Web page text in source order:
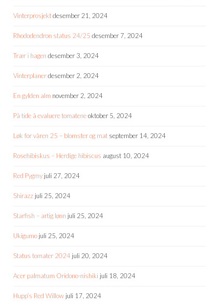
Vinterprosjektdesember 21, 2024
Rhododendron status 24/25 desember 7, 2024
Trær i hagen desember 3, 2024
Vinterplanerdesember 2, 2024
En gylden alm november 2, 2024
På tide å evaluere tomateneoktober 5, 2024
Løk for våren 25 – blomster og mat september 14, 2024
Rosehibiskus – Herdige hibiscus august 10, 2024
Red Pygmy juli 27, 2024
Shirazz juli 25, 2024
Starfish – artig lønn juli 25, 2024
Ukigumo juli 25, 2024
Status tomater 2024 juli 20, 2024
Acer palmatum Oridono-nishiki juli 18, 2024
Hupp’s Red Willow juli 17, 2024